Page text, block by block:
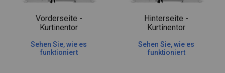
Vorderseite -
Kurtinentor
Sehen Sie, wie es
funktioniert
Hinterseite -
Kurtinentor
Sehen Sie, wie es
funktioniert